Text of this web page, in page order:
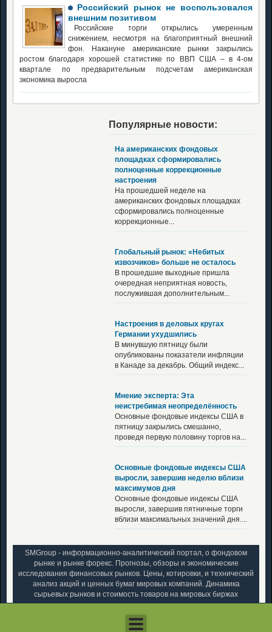
Российский рынок не воспользовался
внешним позитивом
Российские торги открылись умеренным
снижением, несмотря на благоприятный внешний
фон. Накануне американские рынки закрылись
ростом благодаря хорошей статистике по ВВП США – в 4-ом
квартале по предварительным подсчетам американская
экономика выросла
Популярные новости:
На американских фондовых
площадках сформировались
полноценные коррекционные
настроения
На прошедшей неделе на
американских фондовых площадках
сформировались полноценные
коррекционные...
Глобальный рынок: «Небитых
извозчиков» больше не осталось
В прошедшие выходные пришла
очередная неприятная новость,
послужившая дополнительным...
Настроения в деловых кругах
Германии ухудшились
В минувшую пятницу были
опубликованы показатели инфляции
в Канаде за декабрь. Общий индекс...
Мнение эксперта: Эта
неистребимая неопределённость
Основные фондовые индексы США в
пятницу закрылись смешанно,
проведя первую половину торгов на...
Основные фондовые индексы США
выросли, завершив неделю вблизи
максимумов дня
Основные фондовые индексы США
выросли, завершив пятничные торги
вблизи максимальных значений дня....
SMGroup - информационно-аналитический портал, о фондовом
рынке и рынке форекс. Прогнозы, обзоры и экономические
исследования финансовых рынков. Цены, котировки, и технический
анализ акций и ценных бумаг мировых компаний. Динамика
сырьевых рынков и стоимость товаров на мировых биржах